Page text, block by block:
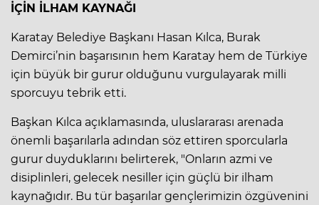
İÇİN İLHAM KAYNAĞI
Karatay Belediye Başkanı Hasan Kılca, Burak
Demirci’nin başarısının hem Karatay hem de Türkiye
için büyük bir gurur olduğunu vurgulayarak milli
sporcuyu tebrik etti.
Başkan Kılca açıklamasında, uluslararası arenada
önemli başarılarla adından söz ettiren sporcularla
gurur duyduklarını belirterek, "Onların azmi ve
disiplinleri, gelecek nesiller için güçlü bir ilham
kaynağıdır. Bu tür başarılar gençlerimizin özgüvenini